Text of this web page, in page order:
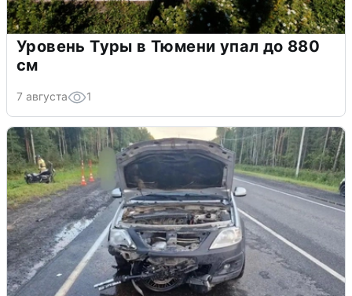
Уровень Туры в Тюмени упал до 880
см
7 августа 1